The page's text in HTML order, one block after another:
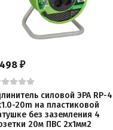
₽
силовой ЭРА RP-
20m на пластиковой
без заземления 4
20м ПВС 2х1мм2